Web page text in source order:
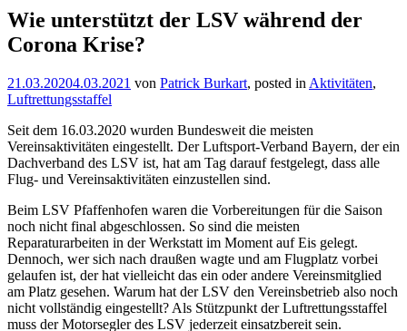
Wie unterstützt der LSV während der
Corona Krise?
21.03.20204.03.2021 von Patrick Burkart, posted in Aktivitäten,
Luftrettungsstaffel
Seit dem 16.03.2020 wurden Bundesweit die meisten
Vereinsaktivitäten eingestellt. Der Luftsport-Verband Bayern, der ein
Dachverband des LSV ist, hat am Tag darauf festgelegt, dass alle
Flug- und Vereinsaktivitäten einzustellen sind.
Beim LSV Pfaffenhofen waren die Vorbereitungen für die Saison
noch nicht final abgeschlossen. So sind die meisten
Reparaturarbeiten in der Werkstatt im Moment auf Eis gelegt.
Dennoch, wer sich nach draußen wagte und am Flugplatz vorbei
gelaufen ist, der hat vielleicht das ein oder andere Vereinsmitglied
am Platz gesehen. Warum hat der LSV den Vereinsbetrieb also noch
nicht vollständig eingestellt? Als Stützpunkt der Luftrettungsstaffel
muss der Motorsegler des LSV jederzeit einsatzbereit sein.